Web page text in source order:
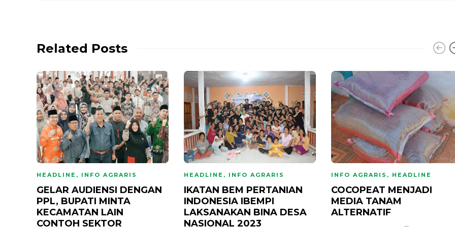
Related Posts
HEADLINE , INFO AGRARIS
GELAR AUDIENSI DENGAN
PPL, BUPATI MINTA
KECAMATAN LAIN
CONTOH SEKTOR
HEADLINE , INFO AGRARIS
IKATAN BEM PERTANIAN
INDONESIA IBEMPI
LAKSANAKAN BINA DESA
NASIONAL 2023
INFO AGRARIS , HEADLINE
COCOPEAT MENJADI
MEDIA TANAM
ALTERNATIF